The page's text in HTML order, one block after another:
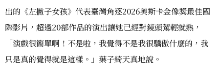
出的《左撇子女孩》代表臺灣角逐2026奧斯卡金像獎最佳國
際影片，超過20部作品的演出讓她已經對鏡頭駕輕就熟，
「演戲很簡單啊！不是啦，我覺得不是我很驕傲什麼的，我
只是真的覺得就是這樣。」葉子綺天真地說。